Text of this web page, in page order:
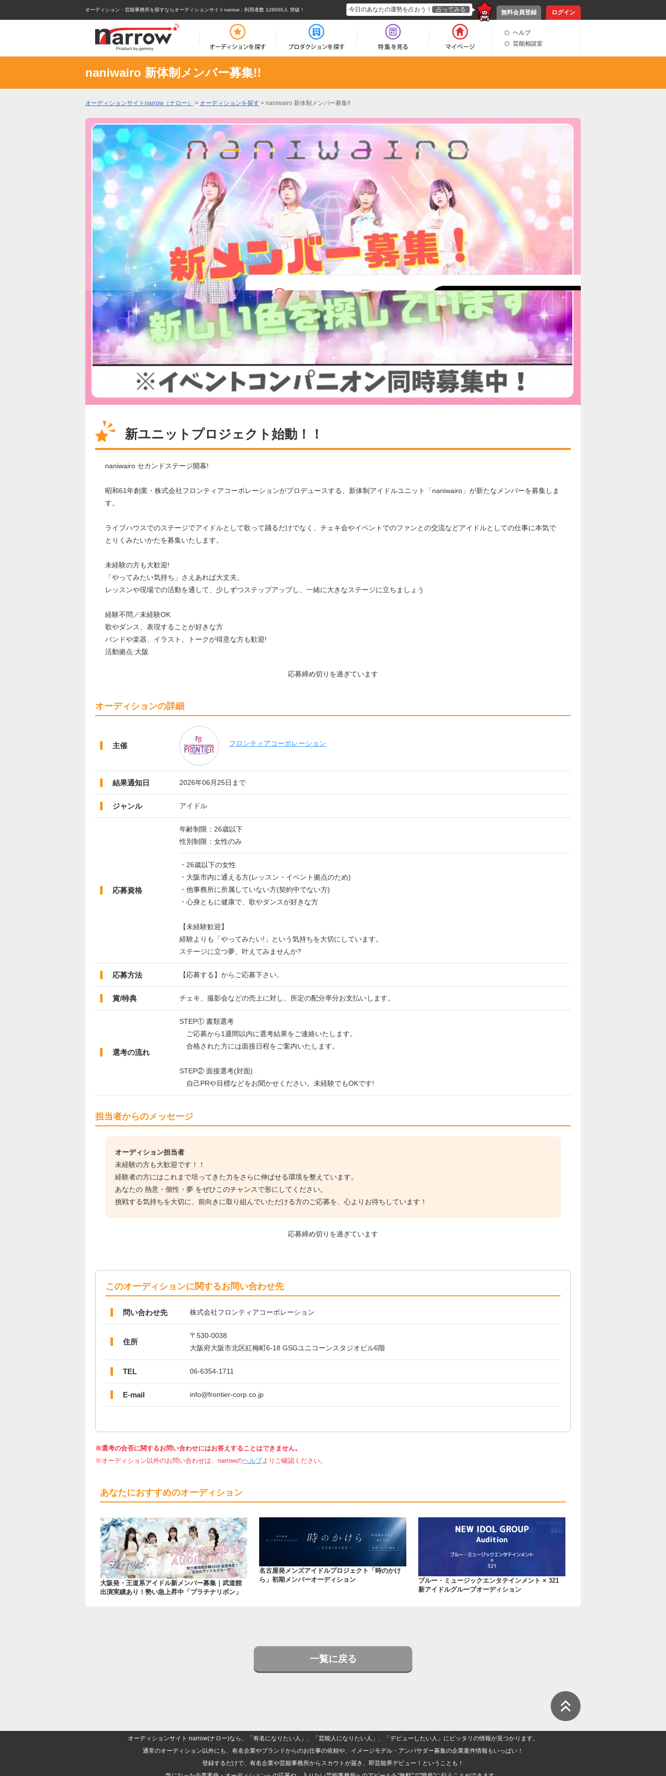
オーディション・芸能事務所を探すならオーディションサイトnarrow ：利用者数 128000人 突破！ 無料会員登録 ログイン
今日のあなたの運勢を占おう！ 占ってみる
ヘルプ
芸能相談室
naniwairo 新体制メンバー募集!!
オーディションサイトnarrow（ナロー） > オーディションを探す > naniwairo 新体制メンバー募集!!
新ユニットプロジェクト始動！！
naniwairo セカンドステージ開幕!
昭和61年創業・株式会社フロンティアコーポレーションがプロデュースする、新体制アイドルユニット「naniwairo」が新たなメンバーを募集しま
す。
ライブハウスでのステージでアイドルとして歌って踊るだけでなく、チェキ会やイベントでのファンとの交流などアイドルとしての仕事に本気で
とりくみたいかたを募集いたします。
未経験の方も大歓迎!
「やってみたい気持ち」さえあれば大丈夫。
レッスンや現場での活動を通して、少しずつステップアップし、一緒に大きなステージに立ちましょう
経験不問／未経験OK
歌やダンス、表現することが好きな方
バンドや楽器、イラスト、トークが得意な方も歓迎!
活動拠点:大阪
応募締め切りを過ぎています
オーディションの詳細
主催 フロンティアコーポレーション
結果通知日 2026年06月25日まで
ジャンル アイドル
応募資格
年齢制限：26歳以下
性別制限：女性のみ
・26歳以下の女性
・大阪市内に通える方(レッスン・イベント拠点のため)
・他事務所に所属していない方(契約中でない方)
・心身ともに健康で、歌やダンスが好きな方
【未経験歓迎】
経験よりも「やってみたい!」という気持ちを大切にしています。
ステージに立つ夢、叶えてみませんか?
応募方法 【応募する】からご応募下さい。
賞/特典 チェキ、撮影会などの売上に対し、所定の配分率分お支払いします。
選考の流れ
STEP① 書類選考
ご応募から1週間以内に選考結果をご連絡いたします。
合格された方には面接日程をご案内いたします。
STEP② 面接選考(対面)
自己PRや目標などをお聞かせください。未経験でもOKです!
担当者からのメッセージ
オーディション担当者
未経験の方も大歓迎です！！
経験者の方にはこれまで培ってきた力をさらに伸ばせる環境を整えています。
あなたの 熱意・個性・夢 をぜひこのチャンスで形にしてください。
挑戦する気持ちを大切に、前向きに取り組んでいただける方のご応募を、心よりお待ちしています！
応募締め切りを過ぎています
このオーディションに関するお問い合わせ先
問い合わせ先 株式会社フロンティアコーポレーション
住所
〒530-0038
大阪府大阪市北区紅梅町6-18 GSGユニコーンスタジオビル6階
TEL 06-6354-1711
E-mail info@frontier-corp.co.jp
※選考の合否に関するお問い合わせにはお答えすることはできません。
※オーディション以外のお問い合わせは、narrowのヘルプよりご確認ください。
あなたにおすすめのオーディション
大阪発・王道系アイドル新メンバー募集｜武道館
出演実績あり！勢い急上昇中「プラチナリボン」
名古屋発メンズアイドルプロジェクト「時のかけ
ら」初期メンバーオーディション
ブルー・ミュージックエンタテインメント × 321
新アイドルグループオーディション
一覧に戻る
オーディションサイト narrow(ナロー)なら、「有名になりたい人」、「芸能人になりたい人」、「デビューしたい人」にピッタリの情報が見つかります。
通常のオーディション以外にも、有名企業やブランドからのお仕事の依頼や、イメージモデル・アンバサダー募集の企業案件情報もいっぱい！
登録するだけで、有名企業や芸能事務所からスカウトが届き、即芸能界デビュー！ということも！